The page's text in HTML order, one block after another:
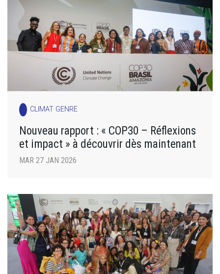
CLIMAT GENRE
Nouveau rapport : « COP30 – Réflexions
et impact » à découvrir dès maintenant
MAR 27 JAN 2026